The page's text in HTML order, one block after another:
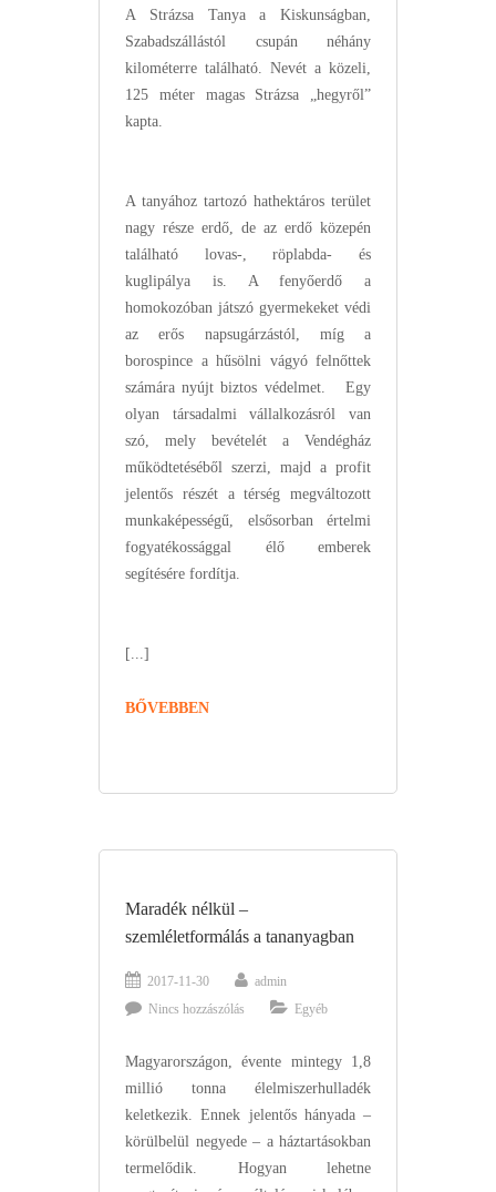
A Strázsa Tanya a Kiskunságban,
Szabadszállástól csupán néhány
kilométerre található. Nevét a közeli,
125 méter magas Strázsa „hegyről”
kapta.
A tanyához tartozó hathektáros terület
nagy része erdő, de az erdő közepén
található lovas-, röplabda- és
kuglipálya is. A fenyőerdő a
homokozóban játszó gyermekeket védi
az erős napsugárzástól, míg a
borospince a hűsölni vágyó felnőttek
számára nyújt biztos védelmet. Egy
olyan társadalmi vállalkozásról van
szó, mely bevételét a Vendégház
működtetéséből szerzi, majd a profit
jelentős részét a térség megváltozott
munkaképességű, elsősorban értelmi
fogyatékossággal élő emberek
segítésére fordítja.
[...]
BŐVEBBEN
Maradék nélkül –
szemléletformálás a tananyagban
2017-11-30
admin
Nincs hozzászólás
Egyéb
Magyarországon, évente mintegy 1,8
millió tonna élelmiszerhulladék
keletkezik. Ennek jelentős hányada –
körülbelül negyede – a háztartásokban
termelődik. Hogyan lehetne